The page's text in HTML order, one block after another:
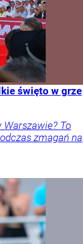
święto w grze
To
zmagań na